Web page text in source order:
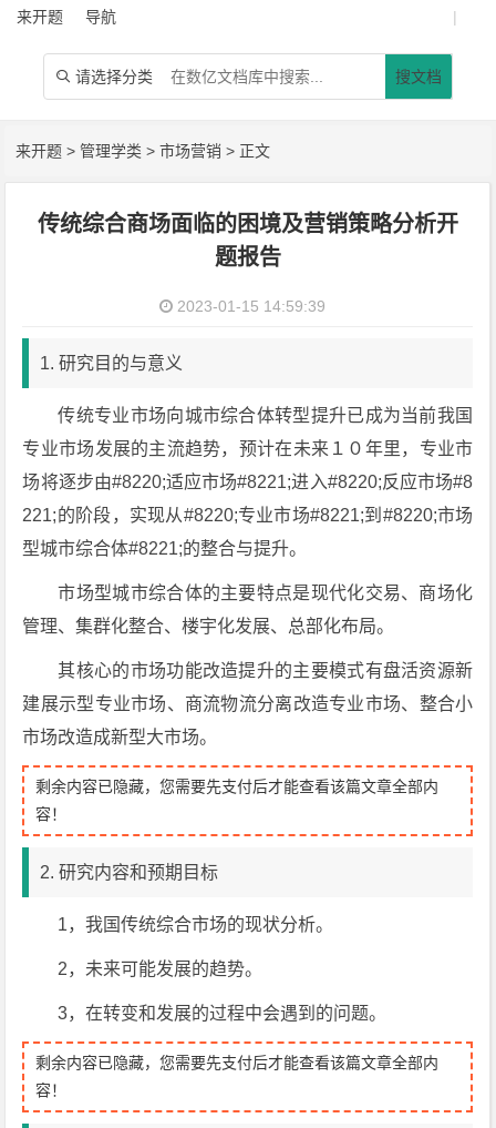
来开题 导航 |
 请选择分类 搜文档
来开题 >管理学类 >市场营销 > 正文
传统综合商场面临的困境及营销策略分析开
题报告
2023-01-15 14:59:39
1. 研究目的与意义
传统专业市场向城市综合体转型提升已成为当前我国
专业市场发展的主流趋势，预计在未来１０年里，专业市
场将逐步由#8220;适应市场#8221;进入#8220;反应市场#8
221;的阶段，实现从#8220;专业市场#8221;到#8220;市场
型城市综合体#8221;的整合与提升。
市场型城市综合体的主要特点是现代化交易、商场化
管理、集群化整合、楼宇化发展、总部化布局。
其核心的市场功能改造提升的主要模式有盘活资源新
建展示型专业市场、商流物流分离改造专业市场、整合小
市场改造成新型大市场。
剩余内容已隐藏，您需要先支付后才能查看该篇文章全部内
容！
2. 研究内容和预期目标
1，我国传统综合市场的现状分析。
2，未来可能发展的趋势。
3，在转变和发展的过程中会遇到的问题。
剩余内容已隐藏，您需要先支付后才能查看该篇文章全部内
容！